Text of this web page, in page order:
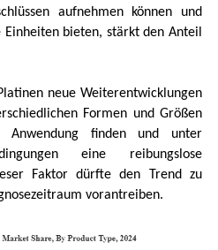
aufnehmen können und
bieten, stärkt den Anteil
neue Weiterentwicklungen
Formen und Größen
Anwendung finden und unter
eine reibungslose
Faktor dürfte den Trend zu
vorantreiben.